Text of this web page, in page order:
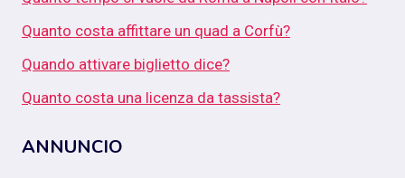
Quanto costa affittare un quad a Corfù?
Quando attivare biglietto dice?
Quanto costa una licenza da tassista?
ANNUNCIO